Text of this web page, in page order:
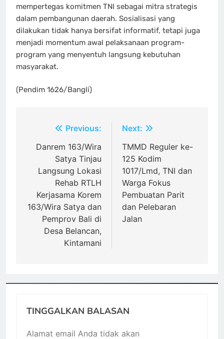
mempertegas komitmen TNI sebagai mitra strategis
dalam pembangunan daerah. Sosialisasi yang
dilakukan tidak hanya bersifat informatif, tetapi juga
menjadi momentum awal pelaksanaan program-
program yang menyentuh langsung kebutuhan
masyarakat.
(Pendim 1626/Bangli)
Navigasi
pos
Previous:
Danrem 163/Wira
Satya Tinjau
Langsung Lokasi
Rehab RTLH
Kerjasama Korem
163/Wira Satya dan
Pemprov Bali di
Desa Belancan,
Kintamani
Next:
TMMD Reguler ke-
125 Kodim
1017/Lmd, TNI dan
Warga Fokus
Pembuatan Parit
dan Pelebaran
Jalan
TINGGALKAN BALASAN
Alamat email Anda tidak akan